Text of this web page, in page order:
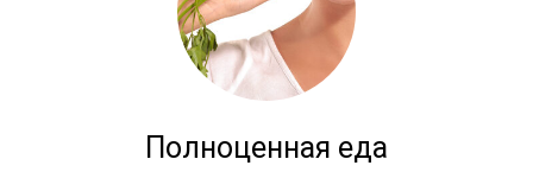
Полноценная еда